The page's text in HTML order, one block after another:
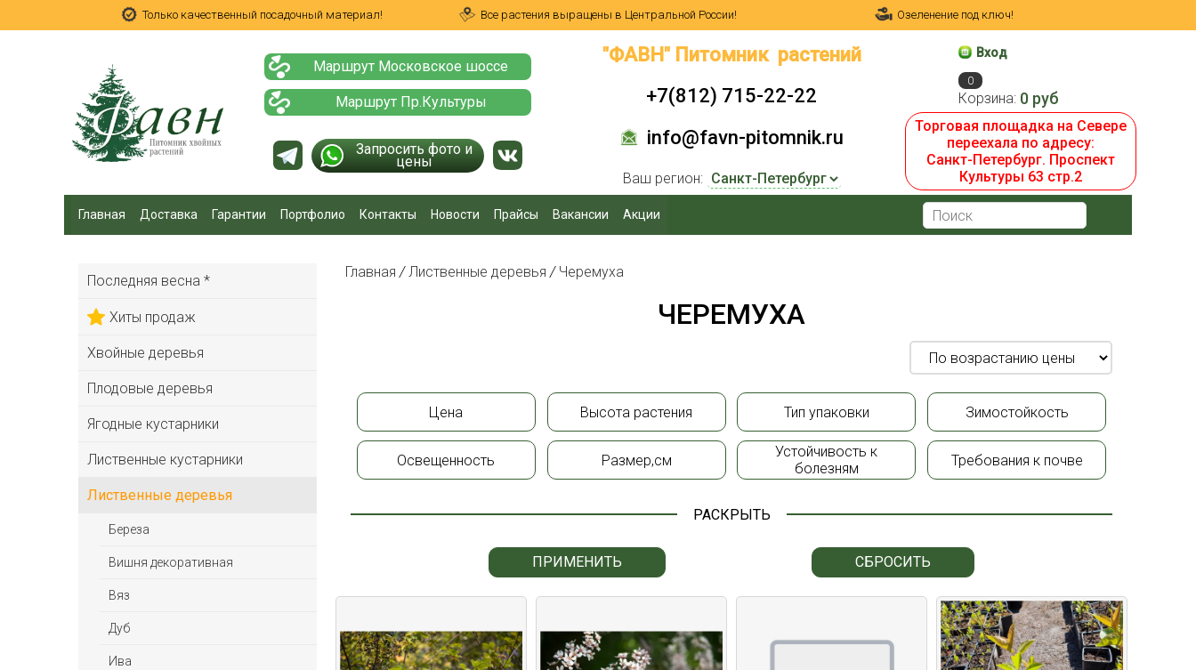
Только качественный посадочный материал! Все растения выращены в Центральной России! Озеленение под ключ!
Маршрут Московское шоссе
Маршрут Пр.Культуры
Запросить фото и
цены
"ФАВН" Питомник растений
+7(812) 715-22-22
info@favn-pitomnik.ru
Ваш регион:
Вход
0
Корзина: 0 руб
Торговая площадка на Севере
переехала по адресу:
Санкт-Петербург. Проспект
Культуры 63 стр.2
Главная Доставка Гарантии Портфолио Контакты Новости Прайсы Вакансии Акции
Последняя весна *
Хиты продаж
Хвойные деревья
Плодовые деревья
Ягодные кустарники
Лиственные кустарники
Лиственные деревья
Береза
Вишня декоративная
Вяз
Дуб
Ива
Главная / Лиственные деревья / Черемуха
ЧЕРЕМУХА
Цена Высота растения Тип упаковки Зимостойкость
Освещенность Размер,см
Устойчивость к
болезням
Требования к почве
РАСКРЫТЬ
ПРИМЕНИТЬ СБРОСИТЬ